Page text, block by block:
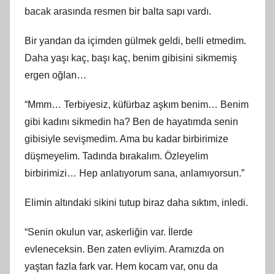
bacak arasında resmen bir balta sapı vardı.
Bir yandan da içimden gülmek geldi, belli etmedim.
Daha yaşı kaç, başı kaç, benim gibisini sikmemiş
ergen oğlan…
“Mmm… Terbiyesiz, küfürbaz aşkım benim… Benim
gibi kadını sikmedin ha? Ben de hayatımda senin
gibisiyle sevişmedim. Ama bu kadar birbirimize
düşmeyelim. Tadında bırakalım. Özleyelim
birbirimizi… Hep anlatıyorum sana, anlamıyorsun.”
Elimin altındaki sikini tutup biraz daha sıktım, inledi.
“Senin okulun var, askerliğin var. İlerde
evleneceksin. Ben zaten evliyim. Aramızda on
yaştan fazla fark var. Hem kocam var, onu da